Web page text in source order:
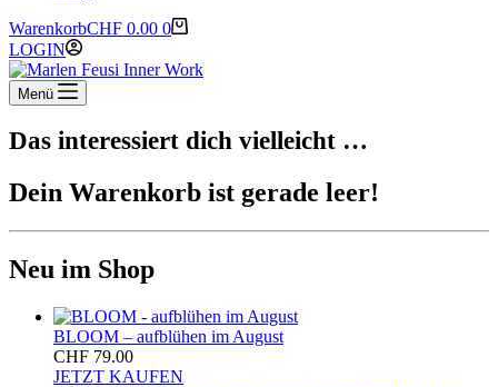
WarenkorbCHF 0.00 0
LOGIN
Menü
Das interessiert dich vielleicht …
Dein Warenkorb ist gerade leer!
Neu im Shop
BLOOM – aufblühen im August
CHF 79.00
JETZT KAUFEN